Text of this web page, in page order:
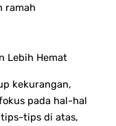
ramah
Lebih Hemat
kekurangan,
pada hal-hal
tips di atas,